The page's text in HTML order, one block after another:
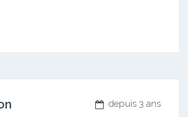
depuis 3 ans